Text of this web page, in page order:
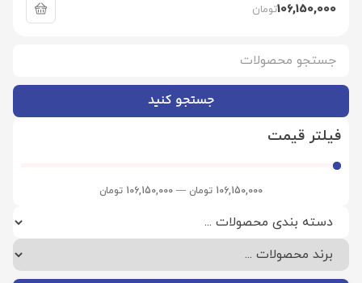
جستجو کنید
فیلتر قیمت
106,150,000 تومان —
106,150,000 تومان
106,150,000تومان